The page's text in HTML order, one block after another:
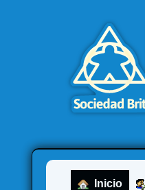
Inicio